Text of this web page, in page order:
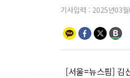
기사입력 : 2025년03
[서울=뉴스핌] 김